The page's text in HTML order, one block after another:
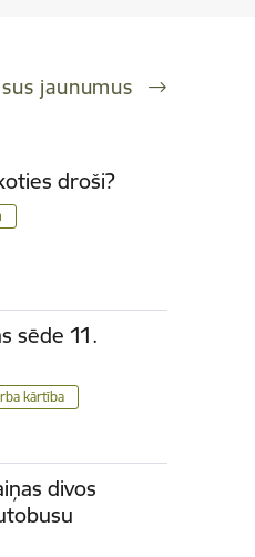
jaunumus
droši?
sēde 11.
kārtība
divos